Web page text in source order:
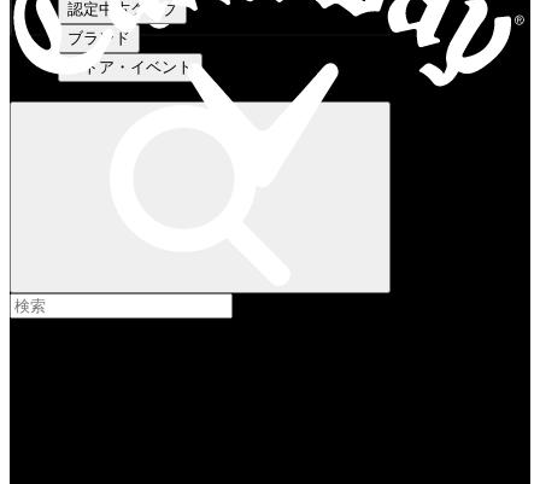
認定中古クラブ
ブランド
ストア・イベント